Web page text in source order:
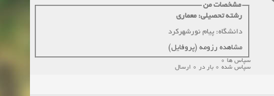
زمان:10-11-2024
مشخصات من
رشته تحصیلی: معماری
دانشگاه: پیام نورشهرکرد
مشاهده رزومه (پروفایل)
سپاس ها 0
سپاس شده 0 بار در 0 ارسال